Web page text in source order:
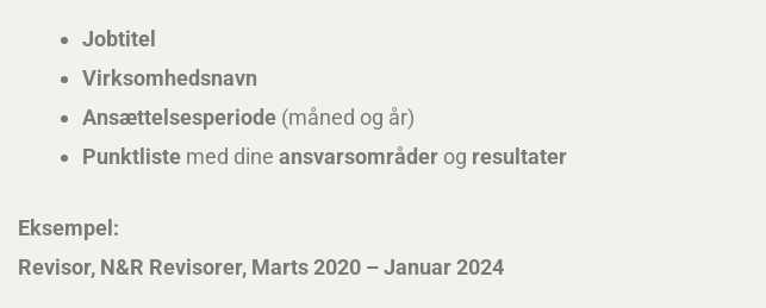
Jobtitel
Virksomhedsnavn
Ansættelsesperiode (måned og år)
Punktliste med dine ansvarsområder og resultater
Eksempel:
Revisor, N&R Revisorer, Marts 2020 – Januar 2024